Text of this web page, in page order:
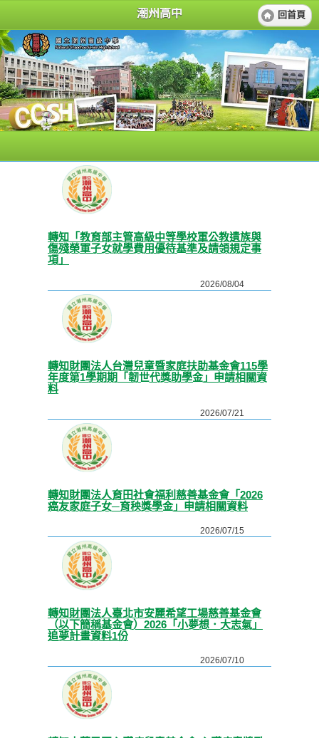
潮州高中 回首頁
轉知「教育部主管高級中等學校軍公教遺族與
傷殘榮軍子女就學費用優待基準及請領規定事
項」
2026/08/04
轉知財團法人台灣兒童暨家庭扶助基金會115學
年度第1學期期「韌世代獎助學金」申請相關資
料
2026/07/21
轉知財團法人育田社會福利慈善基金會「2026
癌友家庭子女─育秧獎學金」申請相關資料
2026/07/15
轉知財團法人臺北市安麗希望工場慈善基金會
（以下簡稱基金會）2026「小夢想．大志氣」
追夢計畫資料1份
2026/07/10